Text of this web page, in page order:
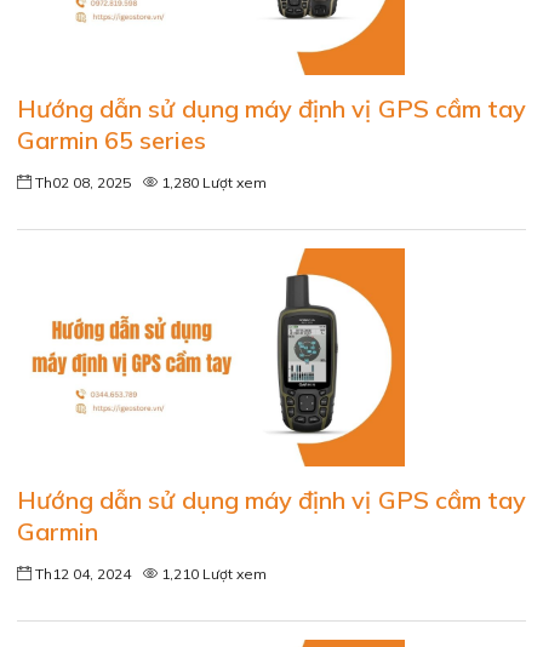
Hướng dẫn sử dụng máy định vị GPS cầm tay
Garmin 65 series
Th02 08, 2025 1,280 Lượt xem
Hướng dẫn sử dụng máy định vị GPS cầm tay
Garmin
Th12 04, 2024 1,210 Lượt xem